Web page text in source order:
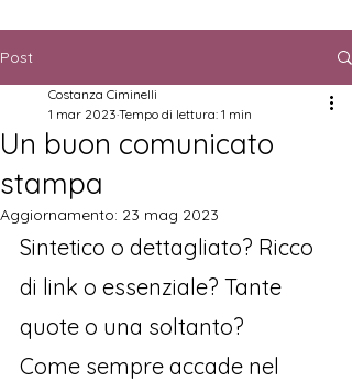
Post
Un buon comunicato
stampa
Costanza Ciminelli
1 mar 2023 Tempo di lettura: 1 min
Aggiornamento: 23 mag 2023
Sintetico o dettagliato? Ricco
di link o essenziale? Tante
quote o una soltanto?
Come sempre accade nel